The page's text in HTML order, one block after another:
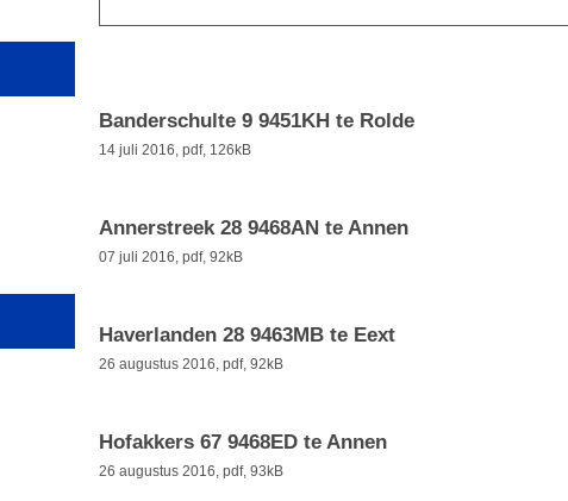
Banderschulte 9 9451KH te Rolde
14 juli 2016, pdf, 126kB
Annerstreek 28 9468AN te Annen
07 juli 2016, pdf, 92kB
Haverlanden 28 9463MB te Eext
26 augustus 2016, pdf, 92kB
Hofakkers 67 9468ED te Annen
26 augustus 2016, pdf, 93kB